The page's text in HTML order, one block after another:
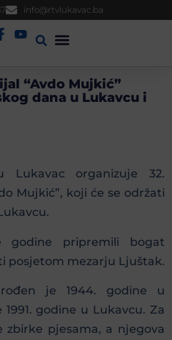
info@rtvlukavac.ba
“Avdo Mujkić”
dana u Lukavcu i
organizuje 32.
Mujkić”, koji će se održati
godine pripremili bogat
posjetom mezarju Ljuštak.
je 1944. godine u
godine u Lukavcu. Za
zbirke pjesama, a njegova